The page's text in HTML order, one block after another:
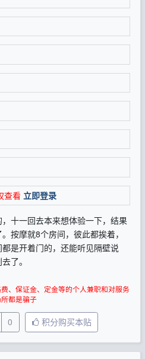
查看 立即登录
十一回去本来想体验一下，结果
按摩就8个房间，彼此都挨着，
是开着门的，还能听见隔壁说
了。
、保证金、定金等的个人兼职和对服务
都是骗子
0 积分购买本贴